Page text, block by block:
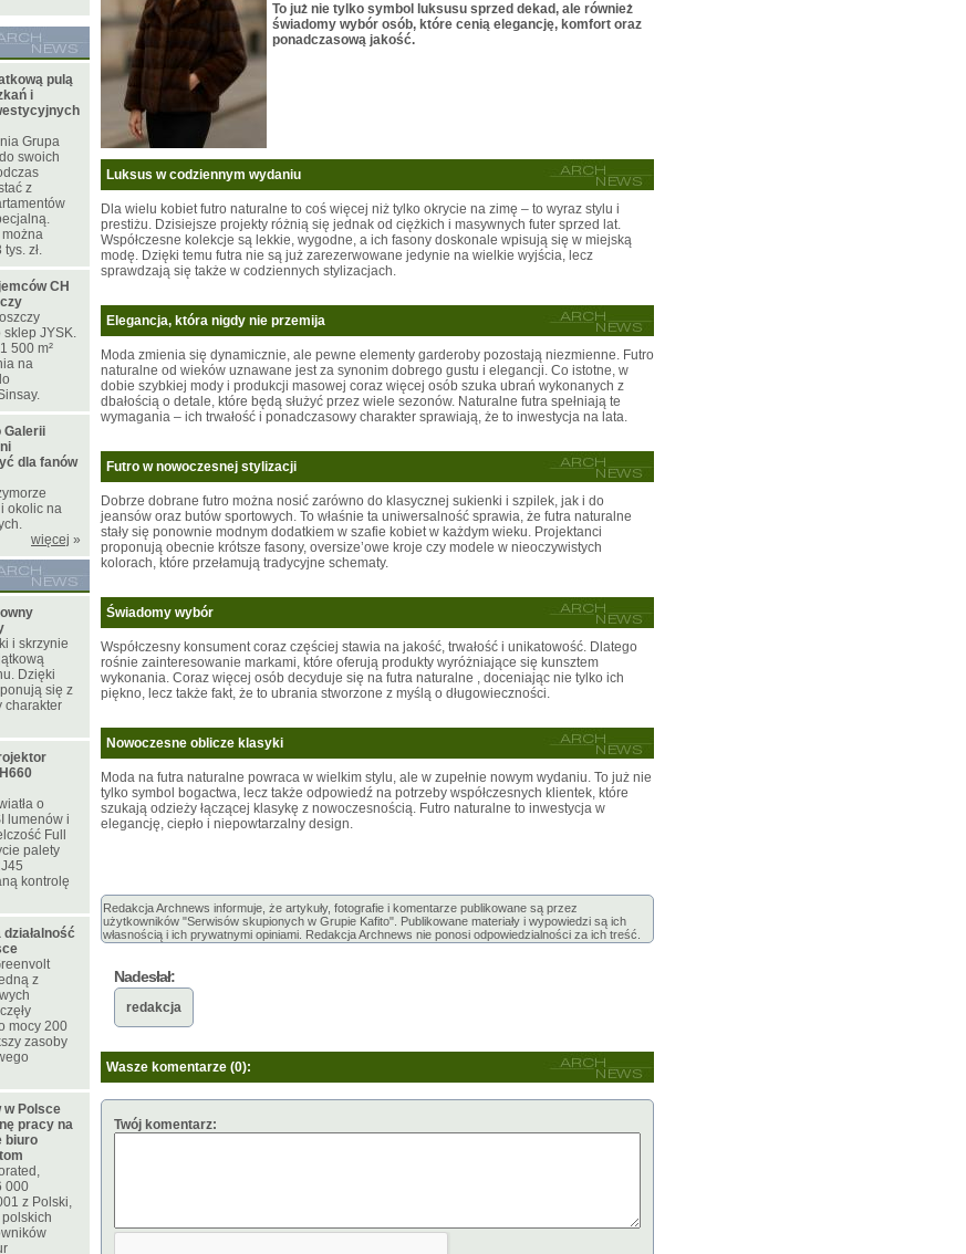
To już nie tylko symbol luksusu sprzed dekad, ale również
świadomy wybór osób, które cenią elegancję, komfort oraz
ponadczasową jakość.
Luksus w codziennym wydaniu
Dla wielu kobiet futro naturalne to coś więcej niż tylko okrycie na zimę – to wyraz stylu i
prestiżu. Dzisiejsze projekty różnią się jednak od ciężkich i masywnych futer sprzed lat.
Współczesne kolekcje są lekkie, wygodne, a ich fasony doskonale wpisują się w miejską
modę. Dzięki temu futra nie są już zarezerwowane jedynie na wielkie wyjścia, lecz
sprawdzają się także w codziennych stylizacjach.
Elegancja, która nigdy nie przemija
Moda zmienia się dynamicznie, ale pewne elementy garderoby pozostają niezmienne. Futro
naturalne od wieków uznawane jest za synonim dobrego gustu i elegancji. Co istotne, w
dobie szybkiej mody i produkcji masowej coraz więcej osób szuka ubrań wykonanych z
dbałością o detale, które będą służyć przez wiele sezonów. Naturalne futra spełniają te
wymagania – ich trwałość i ponadczasowy charakter sprawiają, że to inwestycja na lata.
Futro w nowoczesnej stylizacji
Dobrze dobrane futro można nosić zarówno do klasycznej sukienki i szpilek, jak i do
jeansów oraz butów sportowych. To właśnie ta uniwersalność sprawia, że futra naturalne
stały się ponownie modnym dodatkiem w szafie kobiet w każdym wieku. Projektanci
proponują obecnie krótsze fasony, oversize’owe kroje czy modele w nieoczywistych
kolorach, które przełamują tradycyjne schematy.
Świadomy wybór
Współczesny konsument coraz częściej stawia na jakość, trwałość i unikatowość. Dlatego
rośnie zainteresowanie markami, które oferują produkty wyróżniające się kunsztem
wykonania. Coraz więcej osób decyduje się na futra naturalne , doceniając nie tylko ich
piękno, lecz także fakt, że to ubrania stworzone z myślą o długowieczności.
Nowoczesne oblicze klasyki
Moda na futra naturalne powraca w wielkim stylu, ale w zupełnie nowym wydaniu. To już nie
tylko symbol bogactwa, lecz także odpowiedź na potrzeby współczesnych klientek, które
szukają odzieży łączącej klasykę z nowoczesnością. Futro naturalne to inwestycja w
elegancję, ciepło i niepowtarzalny design.
Redakcja Archnews informuje, że artykuły, fotografie i komentarze publikowane są przez
użytkowników "Serwisów skupionych w Grupie Kafito". Publikowane materiały i wypowiedzi są ich
własnością i ich prywatnymi opiniami. Redakcja Archnews nie ponosi odpowiedzialności za ich treść.
Nadesłał:
redakcja
Wasze komentarze (0):
Twój komentarz:
pulą
i
Grupa
swoich
z
zł.
CH
sklep JYSK.
500 m²
na
Galerii
dla fanów
okolic na
więcej »
i skrzynie
Dzięki
się z
charakter
o
lumenów i
Full
palety
kontrolę
z
mocy 200
zasoby
w Polsce
pracy na
biuro
000
z Polski,